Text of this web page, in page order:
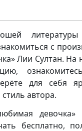
литературы
с
Лии Султан. На
для себя
автора.
девочка»
бесплатно,